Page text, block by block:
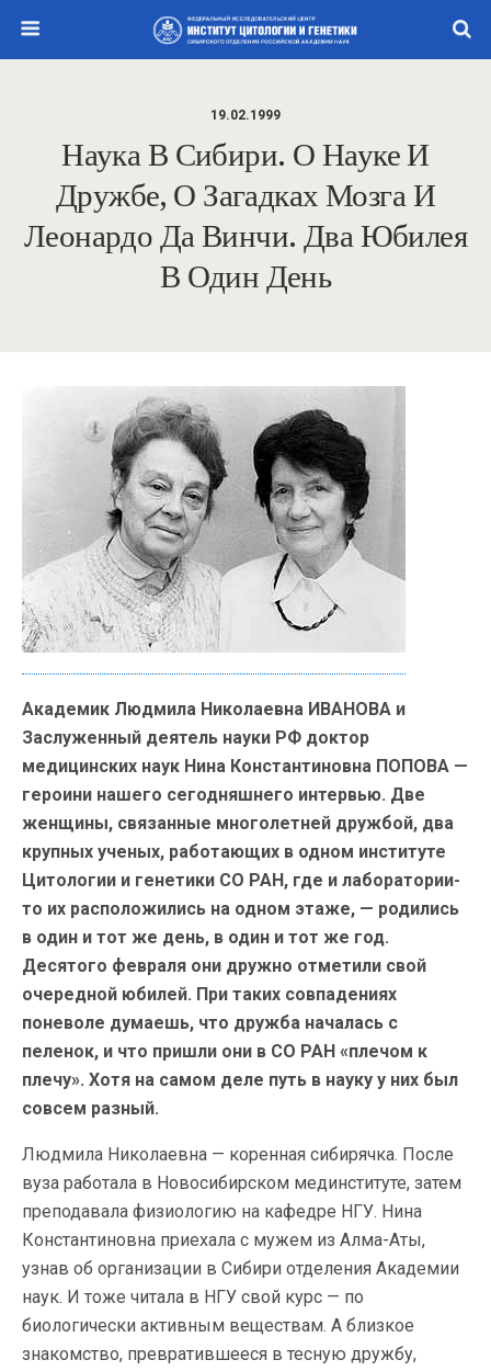
19.02.1999
Наука В Сибири. О Науке И
Дружбе, О Загадках Мозга И
Леонардо Да Винчи. Два Юбилея
В Один День
Академик Людмила Николаевна ИВАНОВА и
Заслуженный деятель науки РФ доктор
медицинских наук Нина Константиновна ПОПОВА —
героини нашего сегодняшнего интервью. Две
женщины, связанные многолетней дружбой, два
крупных ученых, работающих в одном институте
Цитологии и генетики СО РАН, где и лаборатории-
то их расположились на одном этаже, — родились
в один и тот же день, в один и тот же год.
Десятого февраля они дружно отметили свой
очередной юбилей. При таких совпадениях
поневоле думаешь, что дружба началась с
пеленок, и что пришли они в СО РАН «плечом к
плечу». Хотя на самом деле путь в науку у них был
совсем разный.
Людмила Николаевна — коренная сибирячка. После
вуза работала в Новосибирском мединституте, затем
преподавала физиологию на кафедре НГУ. Нина
Константиновна приехала с мужем из Алма-Аты,
узнав об организации в Сибири отделения Академии
наук. И тоже читала в НГУ свой курс — по
биологически активным веществам. А близкое
знакомство, превратившееся в тесную дружбу,